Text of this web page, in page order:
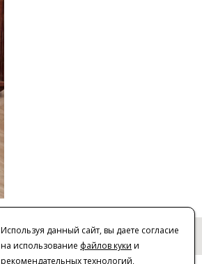
© 2016-2026 | VERESK studio
Используя данный сайт, вы даете согласие
на использование файлов куки и
рекомендательных технологий,